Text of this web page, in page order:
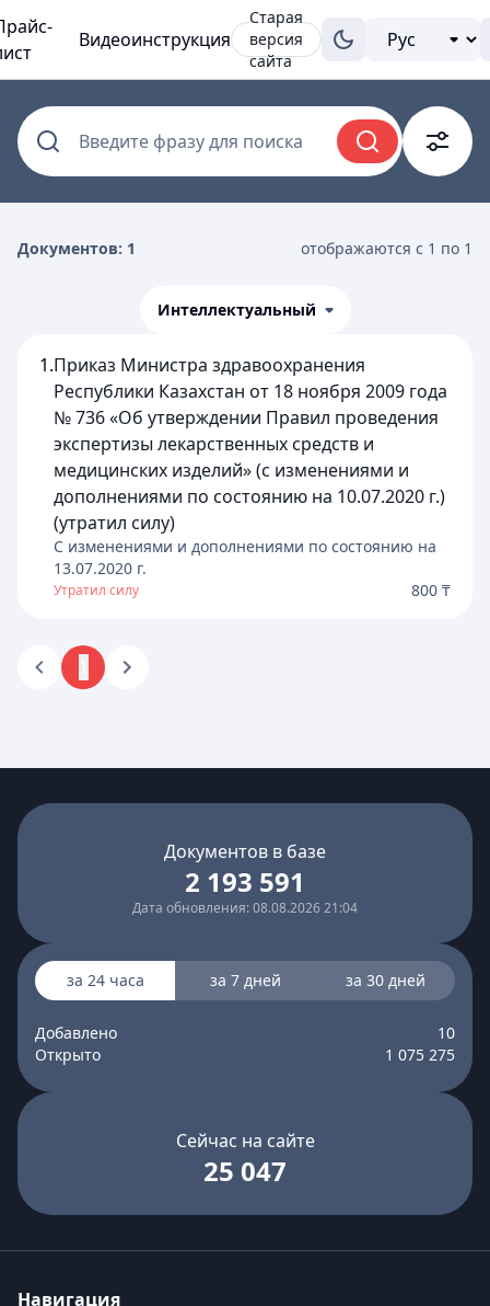
Видеоинструкция
Старая
версия
сайта
Введите фразу для поиска
Документов: 1 отображаются с 1 по 1
Интеллектуальный
1.Приказ Министра здравоохранения
Республики Казахстан от 18 ноября 2009 года
№ 736 «Об утверждении Правил проведения
экспертизы лекарственных средств и
медицинских изделий» (с изменениями и
дополнениями по состоянию на 10.07.2020 г.)
(утратил силу)
C изменениями и дополнениями по состоянию на
13.07.2020 г.
Утратил силу 800 ₸
Документов в базе
2 193 591
Дата обновления: 08.08.2026 21:04
за 24 часа за 7 дней за 30 дней
Добавлено
10
Открыто
1 075 275
Сейчас на сайте
25 047
Навигация